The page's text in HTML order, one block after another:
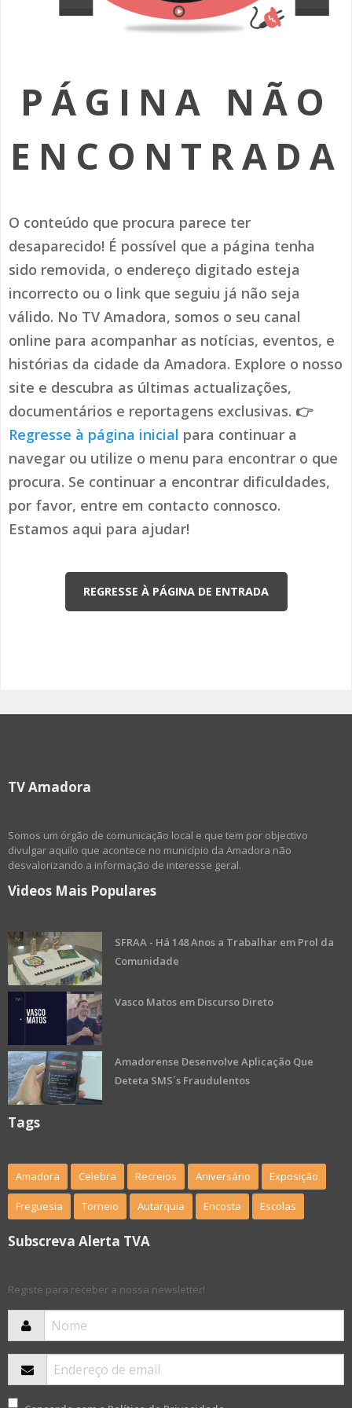
SOMOS TODOS EUROPEUS
AMADORA LIGA À RESILIÊNCIA
(RE) PENSAMENTOS
HISTÓRIAS DE ABRIL
PÁGINA NÃO
ENCONTRADA
O conteúdo que procura parece ter
desaparecido! É possível que a página tenha
sido removida, o endereço digitado esteja
incorrecto ou o link que seguiu já não seja
válido. No TV Amadora, somos o seu canal
online para acompanhar as notícias, eventos, e
histórias da cidade da Amadora. Explore o nosso
site e descubra as últimas actualizações,
documentários e reportagens exclusivas. 👉
Regresse à página inicial para continuar a
navegar ou utilize o menu para encontrar o que
procura. Se continuar a encontrar dificuldades,
por favor, entre em contacto connosco.
Estamos aqui para ajudar!
REGRESSE À PÁGINA DE ENTRADA
TV Amadora
Somos um órgão de comunicação local e que tem por objectivo
divulgar aquilo que acontece no município da Amadora não
desvalorizando a informação de interesse geral.
Videos Mais Populares
SFRAA - Há 148 Anos a Trabalhar em Prol da
Comunidade
Vasco Matos em Discurso Direto
Amadorense Desenvolve Aplicação Que
Deteta SMS´s Fraudulentos
Tags
Amadora Celebra Recreios Aniversário Exposição
Freguesia Torneio Autarquia Encosta Escolas
Subscreva Alerta TVA
Registe para receber a nossa newsletter!